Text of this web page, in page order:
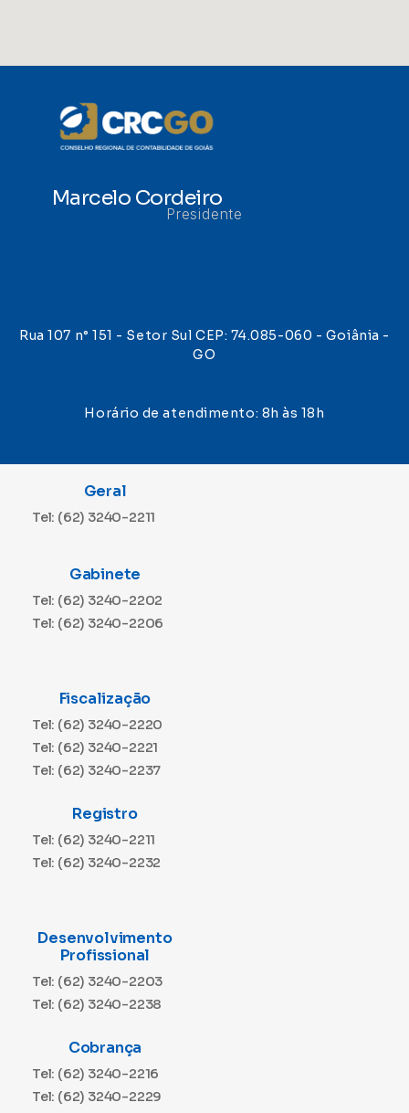
Marcelo Cordeiro
Presidente
Rua 107 n° 151 - Setor Sul CEP: 74.085-060 - Goiânia -
GO
Horário de atendimento: 8h às 18h
Geral
Tel: (62) 3240-2211
Gabinete
Tel: (62) 3240-2202
Tel: (62) 3240-2206
Fiscalização
Tel: (62) 3240-2220
Tel: (62) 3240-2221
Tel: (62) 3240-2237
Registro
Tel: (62) 3240-2211
Tel: (62) 3240-2232
Desenvolvimento
Profissional
Tel: (62) 3240-2203
Tel: (62) 3240-2238
Cobrança
Tel: (62) 3240-2216
Tel: (62) 3240-2229